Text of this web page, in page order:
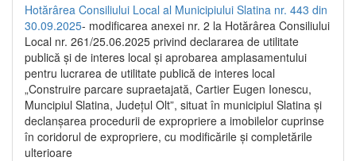
Hotărârea Consiliului Local al Municipiului Slatina nr. 443 din
30.09.2025- modificarea anexei nr. 2 la Hotărârea Consiliului
Local nr. 261/25.06.2025 privind declararea de utilitate
publică şi de interes local şi aprobarea amplasamentului
pentru lucrarea de utilitate publică de interes local
„Construire parcare supraetajată, Cartier Eugen Ionescu,
Muncipiul Slatina, Judeţul Olt”, situat în municipiul Slatina şi
declanşarea procedurii de expropriere a imobilelor cuprinse
în coridorul de expropriere, cu modificările şi completările
ulterioare